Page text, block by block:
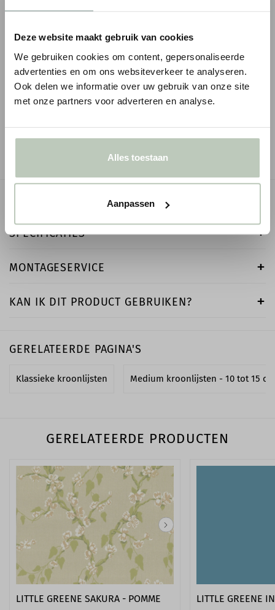
Deze website maakt gebruik van cookies
We gebruiken cookies om content, gepersonaliseerde
advertenties en om ons websiteverkeer te analyseren.
Ook delen we informatie over uw gebruik van onze site
met onze partners voor adverteren en analyse.
Alles toestaan
Aanpassen
ORAC ROZET R08
€ 63,60 € 54,06
incl. BTW
● Voor 10.15 uur besteld, vandaag verzonden
ORAC ROZET R17
€ 90,30
● Voor 10.15 uur besteld,
SPECIFICATIES
MONTAGESERVICE
KAN IK DIT PRODUCT GEBRUIKEN?
GERELATEERDE PAGINA'S
Klassieke kroonlijsten Medium kroonlijsten - 10 tot 15
GERELATEERDE PRODUCTEN
LITTLE GREENE SAKURA - POMME
LITTLE GREENE